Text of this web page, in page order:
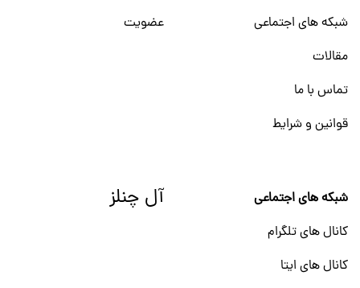
شبکه های اجتماعی
مقالات
تماس با ما
قوانین و شرایط
عضویت
شبکه های اجتماعی
کانال های تلگرام
کانال های ایتا
آل چنلز